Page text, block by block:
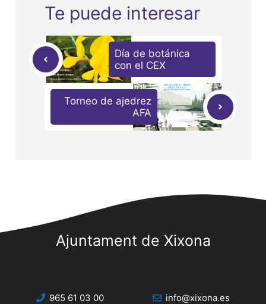
Te puede interesar
Día de botánica
con el CEX
Torneo de ajedrez
AFA
Ajuntament de Xixona
965 61 03 00 info@xixona.es